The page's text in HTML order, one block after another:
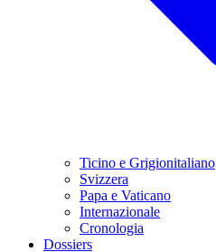
Ticino e Grigionitaliano
Svizzera
Papa e Vaticano
Internazionale
Cronologia
Dossiers